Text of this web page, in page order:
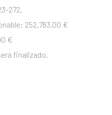
272.
252.783,00 €
€
finalizado.